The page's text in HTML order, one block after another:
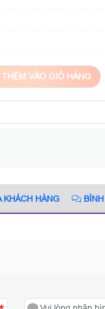
VÀO GIỎ HÀNG
HÀNG BÌNH